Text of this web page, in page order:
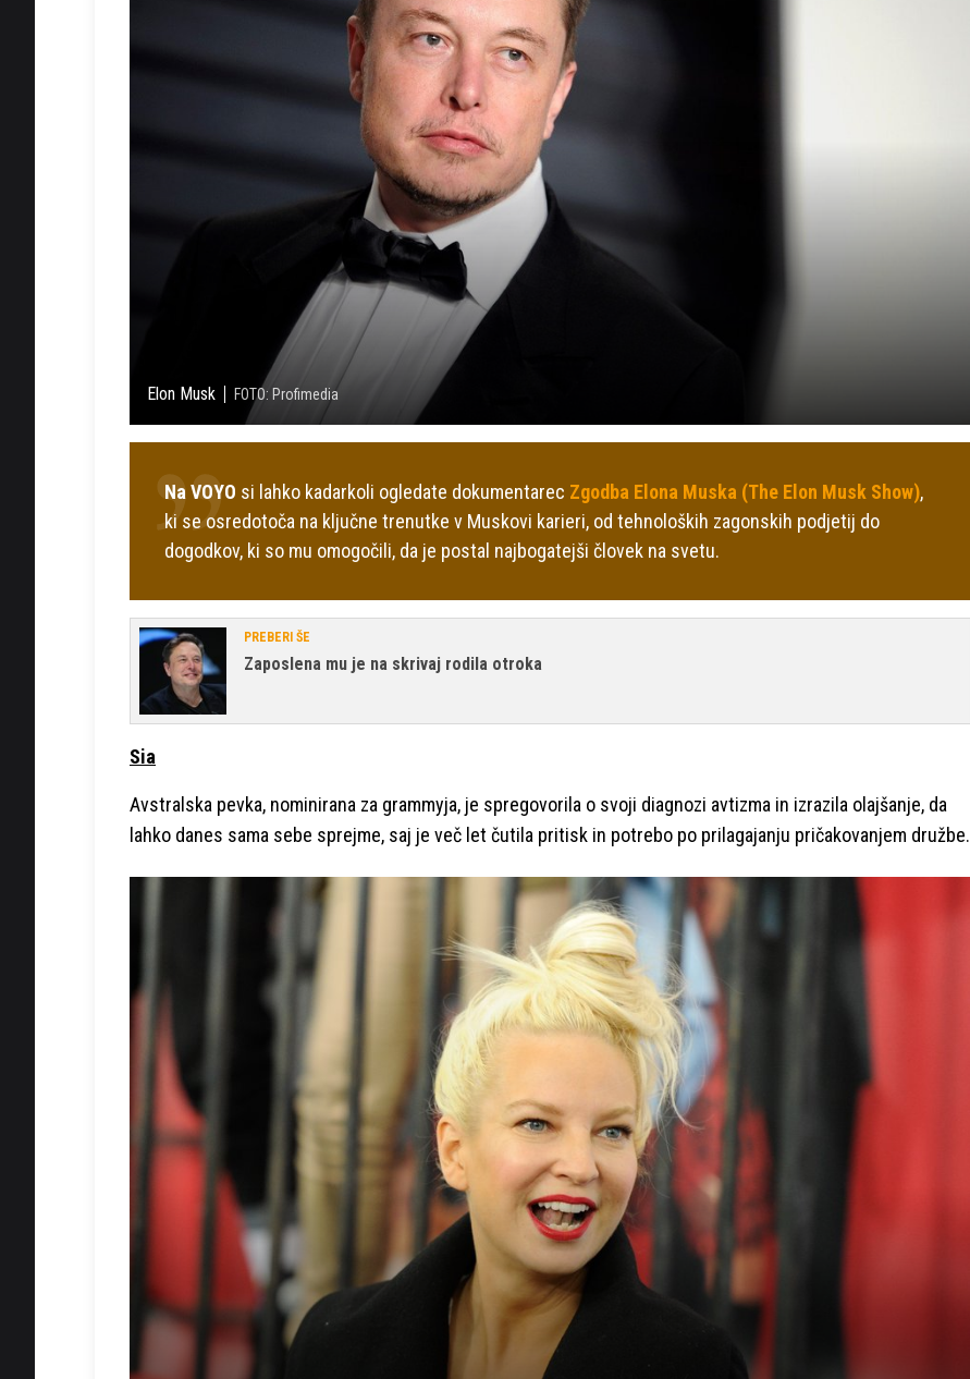
Elon Musk FOTO: Profimedia
Na VOYO si lahko kadarkoli ogledate dokumentarec Zgodba Elona Muska (The Elon Musk Show),
ki se osredotoča na ključne trenutke v Muskovi karieri, od tehnoloških zagonskih podjetij do
dogodkov, ki so mu omogočili, da je postal najbogatejši človek na svetu.
PREBERI ŠE
Zaposlena mu je na skrivaj rodila otroka
Sia
Avstralska pevka, nominirana za grammyja, je spregovorila o svoji diagnozi avtizma in izrazila olajšanje, da
lahko danes sama sebe sprejme, saj je več let čutila pritisk in potrebo po prilagajanju pričakovanjem družbe.